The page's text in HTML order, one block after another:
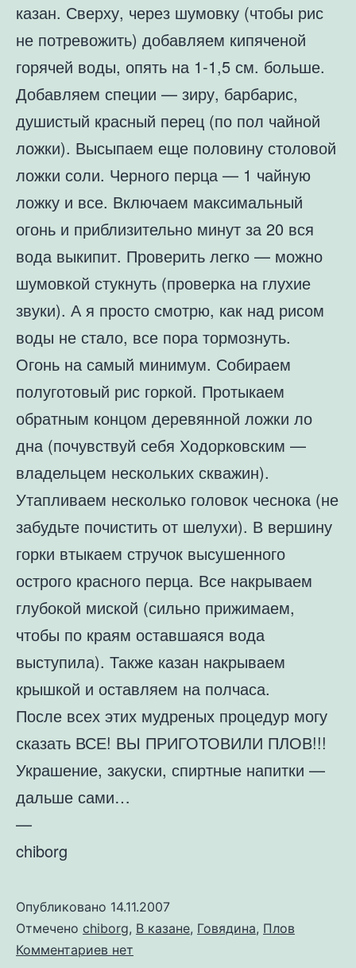
казан. Сверху, через шумовку (чтобы рис
не потревожить) добавляем кипяченой
горячей воды, опять на 1-1,5 см. больше.
Добавляем специи — зиру, барбарис,
душистый красный перец (по пол чайной
ложки). Высыпаем еще половину столовой
ложки соли. Черного перца — 1 чайную
ложку и все. Включаем максимальный
огонь и приблизительно минут за 20 вся
вода выкипит. Проверить легко — можно
шумовкой стукнуть (проверка на глухие
звуки). А я просто смотрю, как над рисом
воды не стало, все пора тормознуть.
Огонь на самый минимум. Собираем
полуготовый рис горкой. Протыкаем
обратным концом деревянной ложки ло
дна (почувствуй себя Ходорковским —
владельцем нескольких скважин).
Утапливаем несколько головок чеснока (не
забудьте почистить от шелухи). В вершину
горки втыкаем стручок высушенного
острого красного перца. Все накрываем
глубокой миской (сильно прижимаем,
чтобы по краям оставшаяся вода
выступила). Также казан накрываем
крышкой и оставляем на полчаса.
После всех этих мудреных процедур могу
сказать ВСЕ! ВЫ ПРИГОТОВИЛИ ПЛОВ!!!
Украшение, закуски, спиртные напитки —
дальше сами…
—
chiborg
Опубликовано 14.11.2007
Отмечено chiborg, В казане, Говядина, Плов
Комментариев кнет